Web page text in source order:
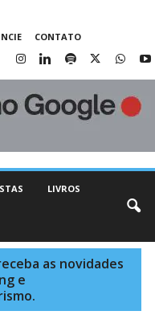
CONTATO
LIVROS
as novidades
e